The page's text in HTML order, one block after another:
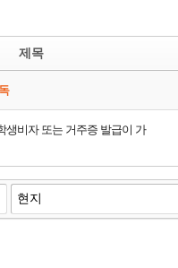
제목
생비자 또는 거주증 발급이 가